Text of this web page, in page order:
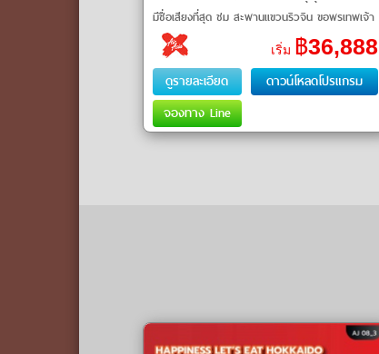
มีชื่อเสียงที่สุด ชม สะพานแขวนริวจิน ขอพรเทพเจ้า
ณ ศาลเจ้
เริ่ม ฿36,888
ดูรายละเอียด
ดาวน์โหลดโปรแกรม
จองทาง Line